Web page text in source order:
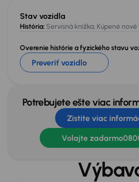
Stav vozidla
História: Servisná knižka, Kúpené nové
Overenie histórie a fyzického stavu
Preveriť vozidlo
Potrebujete ešte viac
Zistite viac
Volajte zadarmo